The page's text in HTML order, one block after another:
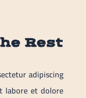
Rest
adipiscing
labore et dolore